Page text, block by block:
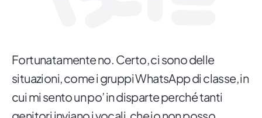
Fortunatamente no. Certo, ci sono delle
situazioni, come i gruppi WhatsApp di classe, in
cui mi sento un po’ in disparte perché tanti